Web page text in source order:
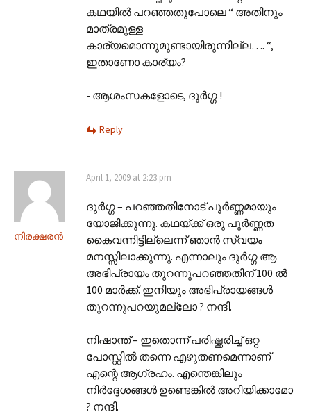
കഥയില്‍ പറഞ്ഞതുപോലെ “ അതിനും
മാത്രമുള്ള
കാര്യമൊന്നുമുണ്ടായിരുന്നില്ല…. “,
ഇതാണോ കാര്യം?
- ആശംസകളോടെ, ദുര്‍ഗ്ഗ !
Reply
നിരക്ഷരന്‍
April 1, 2009 at 2:23 pm
ദുര്‍ഗ്ഗ – പറഞ്ഞതിനോട് പൂര്‍ണ്ണമായും
യോജിക്കുന്നു. കഥയ്ക്ക് ഒരു പൂര്‍ണ്ണത
കൈവന്നിട്ടില്ലെന്ന്‍ ഞാന്‍ സ്വയം
മനസ്സിലാക്കുന്നു. എന്നാലും ദുര്‍ഗ്ഗ ആ
അഭിപ്രായം തുറന്നുപറഞ്ഞതിന് 100 ല്‍
100 മാര്‍ക്ക്. ഇനിയും അഭിപ്രായങ്ങള്‍
തുറന്നുപറയുമല്ലോ ? നന്ദി.
നിഷാന്ത് – ഇതൊന്ന് പരിഷ്ക്കരിച്ച് ഒറ്റ
പോസ്റ്റില്‍ തന്നെ എഴുതണമെന്നാണ്
എന്റെ ആഗ്രഹം. എന്തെങ്കിലും
നിര്‍ദ്ദേശങ്ങള്‍ ഉണ്ടെങ്കില്‍ അറിയിക്കാമോ
? നന്ദി.